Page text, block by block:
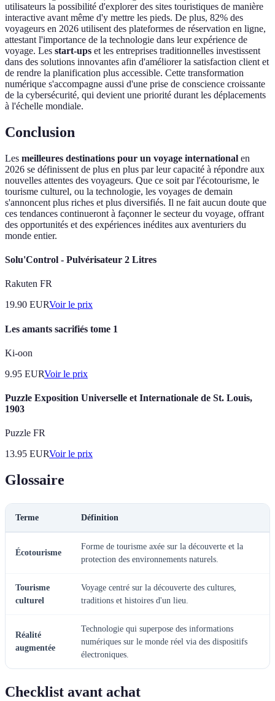
utilisateurs la possibilité d'explorer des sites touristiques de manière
interactive avant même d'y mettre les pieds. De plus, 82% des
voyageurs en 2026 utilisent des plateformes de réservation en ligne,
attestant l'importance de la technologie dans leur expérience de
voyage. Les start-ups et les entreprises traditionnelles investissent
dans des solutions innovantes afin d'améliorer la satisfaction client et
de rendre la planification plus accessible. Cette transformation
numérique s'accompagne aussi d'une prise de conscience croissante
de la cybersécurité, qui devient une priorité durant les déplacements
à l'échelle mondiale.
Conclusion
Les meilleures destinations pour un voyage international en
2026 se définissent de plus en plus par leur capacité à répondre aux
nouvelles attentes des voyageurs. Que ce soit par l'écotourisme, le
tourisme culturel, ou la technologie, les voyages de demain
s'annoncent plus riches et plus diversifiés. Il ne fait aucun doute que
ces tendances continueront à façonner le secteur du voyage, offrant
des opportunités et des expériences inédites aux aventuriers du
monde entier.
Solu'Control - Pulvérisateur 2 Litres
Rakuten FR
19.90 EURVoir le prix
Les amants sacrifiés tome 1
Ki-oon
9.95 EURVoir le prix
Puzzle Exposition Universelle et Internationale de St. Louis,
1903
Puzzle FR
13.95 EURVoir le prix
Glossaire
Terme Définition
Écotourisme
Forme de tourisme axée sur la découverte et la
protection des environnements naturels.
Tourisme
culturel
Voyage centré sur la découverte des cultures,
traditions et histoires d'un lieu.
Réalité
augmentée
Technologie qui superpose des informations
numériques sur le monde réel via des dispositifs
électroniques.
Checklist avant achat